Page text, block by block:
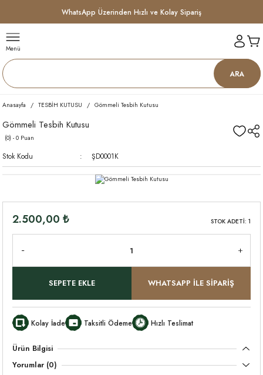
WhatsApp Üzerinden Hızlı ve Kolay Sipariş
Menü
ARA
Anasayfa TESBİH KUTUSU Gömmeli Tesbih Kutusu
Gömmeli Tesbih Kutusu
(0) - 0 Puan
Stok Kodu ŞD0001K
2.500,00 ₺ STOK ADETİ: 1
SEPETE EKLE WHATSAPP İLE SİPARİŞ
Kolay İade Taksitli Ödeme Hızlı Teslimat
Ürün Bilgisi
Yorumlar (0)